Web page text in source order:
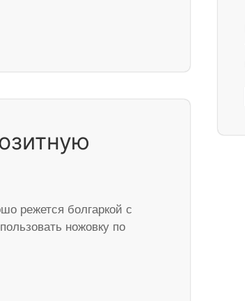
режется болгаркой с
ножовку по